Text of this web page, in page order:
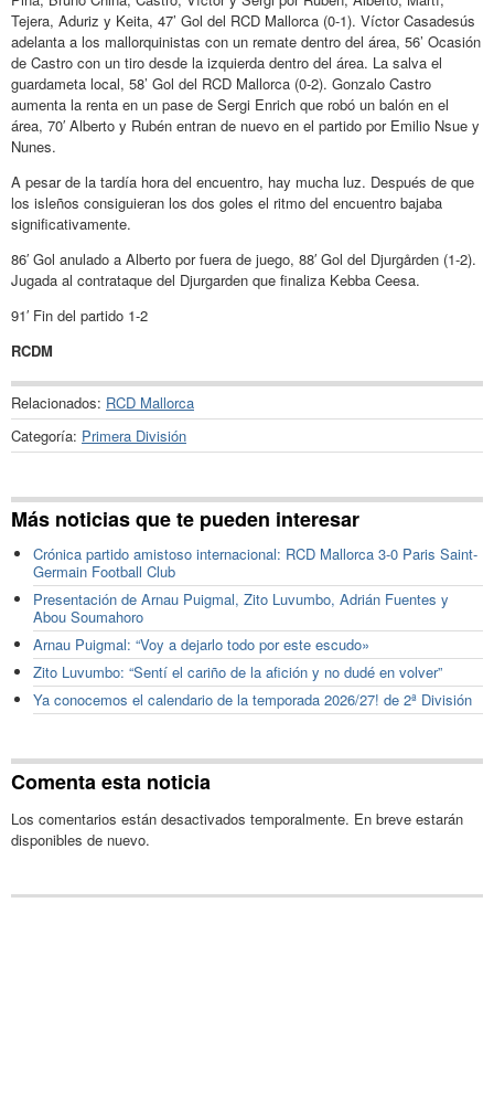
Tejera, Aduriz y Keita, 47’ Gol del RCD Mallorca (0-1). Víctor Casadesús
adelanta a los mallorquinistas con un remate dentro del área, 56’ Ocasión
de Castro con un tiro desde la izquierda dentro del área. La salva el
guardameta local, 58’ Gol del RCD Mallorca (0-2). Gonzalo Castro
aumenta la renta en un pase de Sergi Enrich que robó un balón en el
área, 70′ Alberto y Rubén entran de nuevo en el partido por Emilio Nsue y
Nunes.
A pesar de la tardía hora del encuentro, hay mucha luz. Después de que
los isleños consiguieran los dos goles el ritmo del encuentro bajaba
significativamente.
86′ Gol anulado a Alberto por fuera de juego, 88′ Gol del Djurgården (1-2).
Jugada al contrataque del Djurgarden que finaliza Kebba Ceesa.
91′ Fin del partido 1-2
RCDM
Relacionados: RCD Mallorca
Categoría: Primera División
Más noticias que te pueden interesar
Crónica partido amistoso internacional: RCD Mallorca 3-0 Paris Saint-
Germain Football Club
Presentación de Arnau Puigmal, Zito Luvumbo, Adrián Fuentes y
Abou Soumahoro
Arnau Puigmal: “Voy a dejarlo todo por este escudo»
Zito Luvumbo: “Sentí el cariño de la afición y no dudé en volver”
Ya conocemos el calendario de la temporada 2026/27! de 2ª División
Comenta esta noticia
Los comentarios están desactivados temporalmente. En breve estarán
disponibles de nuevo.